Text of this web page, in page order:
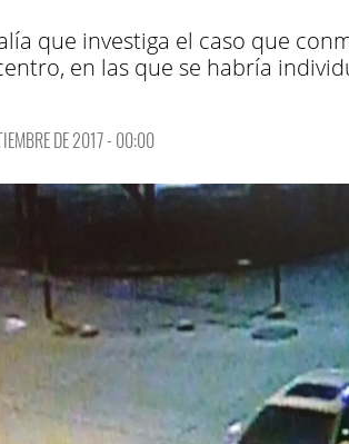
que investiga el caso que
en las que se habría
DE 2017 - 00:00